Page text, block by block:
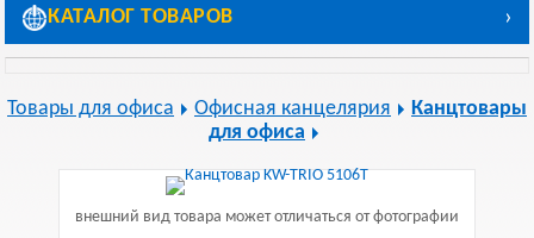
КАТАЛОГ ТОВАРОВ ›
Товары для офиса Офисная канцелярия
Канцтовары
для офиса
внешний вид товара может отличаться от фотографии